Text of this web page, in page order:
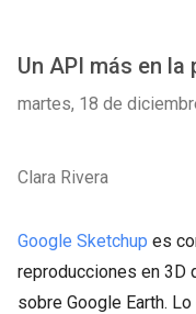
Un API más en la
martes, 18 de
Clara Rivera
Google Sketchup es
reproducciones en 3D
sobre Google Earth.